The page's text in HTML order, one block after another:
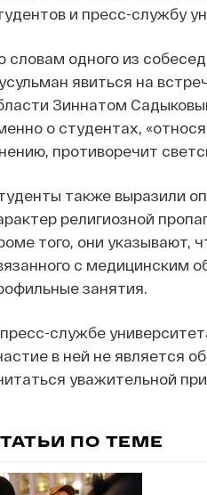
и пресс-службу
словам одного из
явиться на
Зиннатом
о студентах,
противоречит
также выразили
религиозной
того, они указывают,
с медицинским
занятия.
службе
в ней не является
уважительной
ПО ТЕМЕ